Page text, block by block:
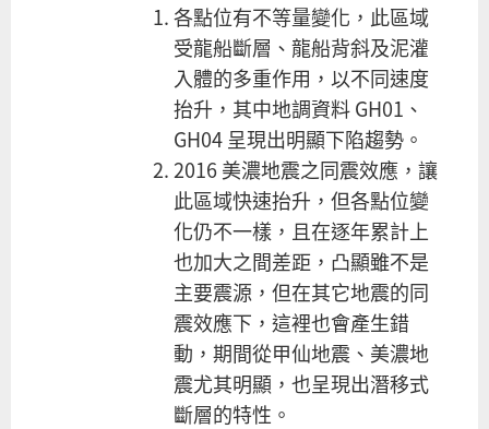
各點位有不等量變化，此區域
受龍船斷層、龍船背斜及泥灌
入體的多重作用，以不同速度
抬升，其中地調資料 GH01、
GH04 呈現出明顯下陷趨勢。
2016 美濃地震之同震效應，讓
此區域快速抬升，但各點位變
化仍不一樣，且在逐年累計上
也加大之間差距，凸顯雖不是
主要震源，但在其它地震的同
震效應下，這裡也會產生錯
動，期間從甲仙地震、美濃地
震尤其明顯，也呈現出潛移式
斷層的特性。